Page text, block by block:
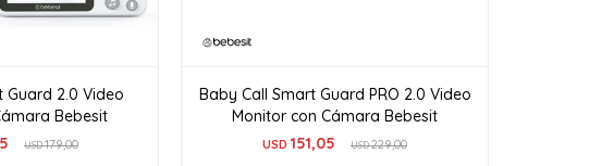
Guard 2.0 Video
Bebesit
USD179,00
Baby Call Smart Guard PRO 2.0 Video
Monitor con Cámara Bebesit
USD 151,05 USD229,00